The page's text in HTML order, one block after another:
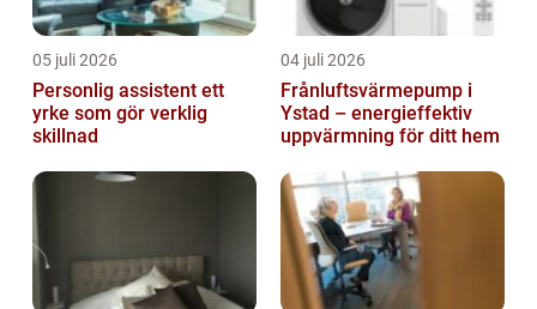
05 juli 2026
Personlig assistent ett
yrke som gör verklig
skillnad
04 juli 2026
Frånluftsvärmepump i
Ystad – energieffektiv
uppvärmning för ditt hem